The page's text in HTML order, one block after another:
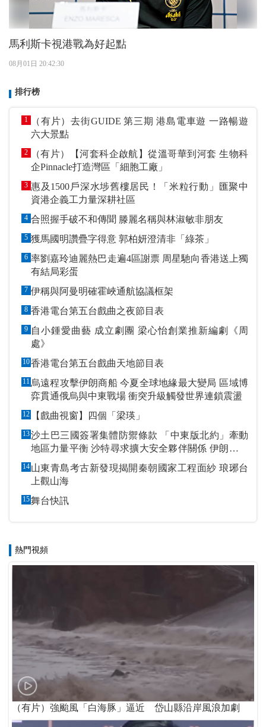
馬利斯卡視港戰為好起點
08月01日 20:42:30
排行榜
1
（有片）去街GUIDE 第三期 港島電車遊 一路暢遊
六大景點
2
（有片）【河套科企啟航】從溫哥華到河套 生物科
企Pinnacle打造灣區「細胞工廠」
3 惠及1500戶深水埗舊樓居民！「米粒行動」匯聚中
資港企義工力量深耕社區
4 合照握手破不和傳聞 滕麗名稱與林淑敏非朋友
5 獲馬國明讚疊字得意 郭柏妍澄清非「綠茶」
6 率劉嘉玲迪麗熱巴走遍4區謝票 周星馳向香港送上獨
有結局彩蛋
7 伊稱與阿曼明確霍峽通航協議框架
8 香港電台第五台戲曲之夜節目表
9 自小鍾愛曲藝 成立劇團 梁心怡創業推新編劇《周
處》
10香港電台第五台戲曲天地節目表
11 烏遠程攻擊伊朗商船 今夏全球地緣最大變局 區域博
弈貫通俄烏與中東戰場 衝突升級觸發世界連鎖震盪
12 【戲曲視窗】四個「梁瑛」
13沙土巴三國簽署集體防禦條款 「中東版北約」牽動
地區力量平衡 沙特尋求擴大安全夥伴關係 伊朗潑冷
水促改變政策
14 山東青島考古新發現揭開秦朝國家工程面紗 琅琊台
上觀山海
15舞台快訊
熱門視頻
（有片）強颱風「白海豚」逼近 岱山縣沿岸風浪加劇